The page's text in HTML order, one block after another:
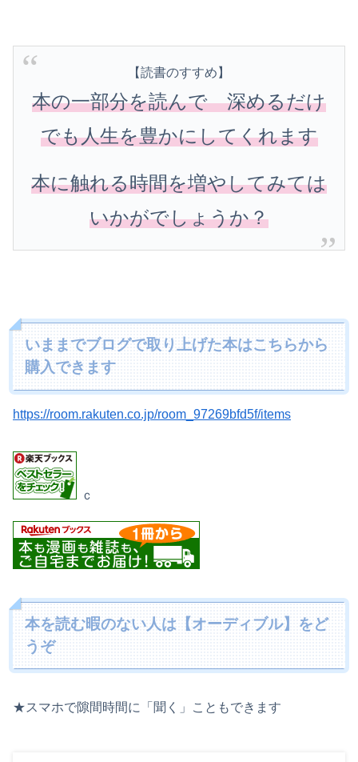
【読書のすすめ】
本の一部分を読んで 深めるだけ
でも人生を豊かにしてくれます
本に触れる時間を増やしてみては
いかがでしょうか？
いままでブログで取り上げた本はこちらから
購入できます
https://room.rakuten.co.jp/room_97269bfd5f/items
ｃ
本を読む暇のない人は【オーディブル】をど
うぞ
★スマホで隙間時間に「聞く」こともできます